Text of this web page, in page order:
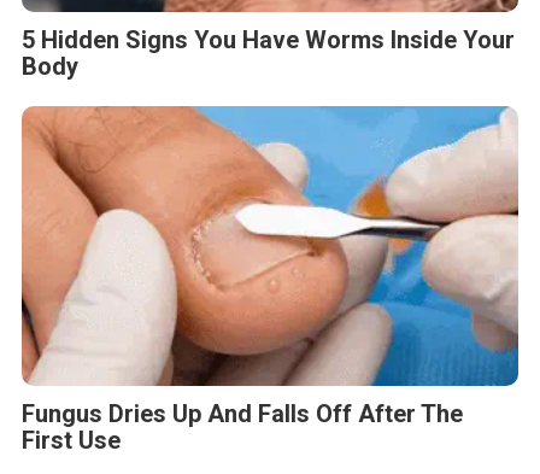
5 Hidden Signs You Have Worms Inside Your
Body
Fungus Dries Up And Falls Off After The
First Use